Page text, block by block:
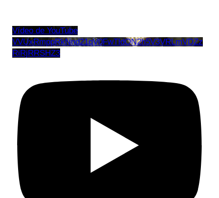
Vídeo de YouTube
VVUxRmppRkNnd21qV0FwTldON2h5V3VRLmVDZz
RiRjRRSHZ3